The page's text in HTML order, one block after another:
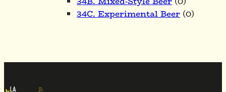
34C. Experimental Beer(0)